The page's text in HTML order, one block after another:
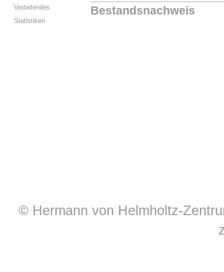
Vertiefendes
Statistiken
Bestandsnachweis
© Hermann von Helmholtz-